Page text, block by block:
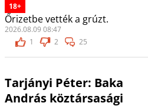
18+
Őrizetbe vették a grúzt.
2026.08.09 08:47
1
2 25
Tarjányi Péter: Baka
András köztársasági